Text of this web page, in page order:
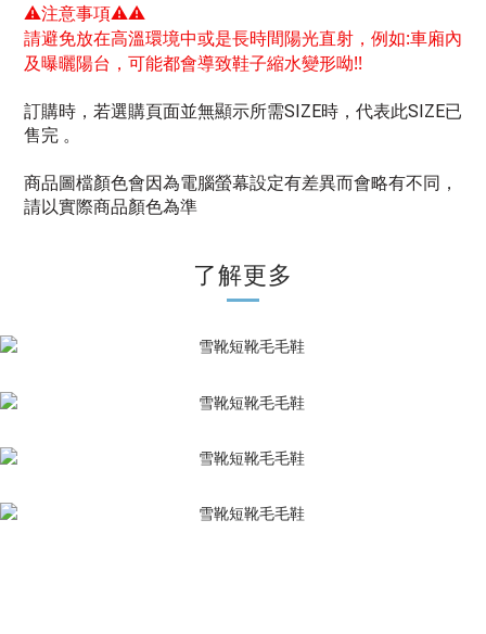
⚠注意事項⚠⚠
請避免放在高溫環境中或是長時間陽光直射，例如:車廂內
及曝曬陽台，可能都會導致鞋子縮水變形呦!!
訂購時，若選購頁面並無顯示所需SIZE時，代表此SIZE已
售完 。
商品圖檔顏色會因為電腦螢幕設定有差異而會略有不同，
請以實際商品顏色為準
了解更多